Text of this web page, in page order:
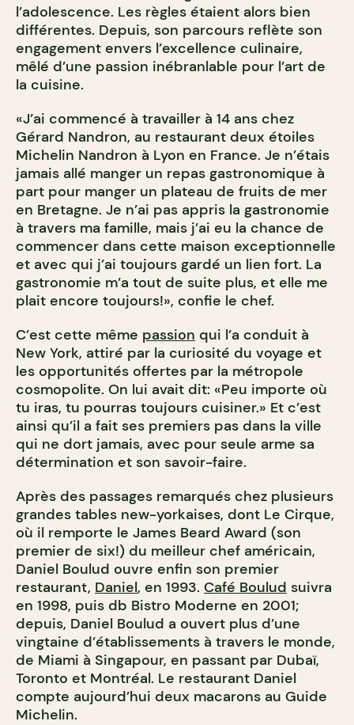
l’adolescence. Les règles étaient alors bien
différentes. Depuis, son parcours reflète son
engagement envers l’excellence culinaire,
mêlé d’une passion inébranlable pour l’art de
la cuisine.
«J’ai commencé à travailler à 14 ans chez
Gérard Nandron, au restaurant deux étoiles
Michelin Nandron à Lyon en France. Je n’étais
jamais allé manger un repas gastronomique à
part pour manger un plateau de fruits de mer
en Bretagne. Je n’ai pas appris la gastronomie
à travers ma famille, mais j’ai eu la chance de
commencer dans cette maison exceptionnelle
et avec qui j’ai toujours gardé un lien fort. La
gastronomie m’a tout de suite plus, et elle me
plait encore toujours!», confie le chef.
C’est cette même passion qui l’a conduit à
New York, attiré par la curiosité du voyage et
les opportunités offertes par la métropole
cosmopolite. On lui avait dit: «Peu importe où
tu iras, tu pourras toujours cuisiner.» Et c’est
ainsi qu’il a fait ses premiers pas dans la ville
qui ne dort jamais, avec pour seule arme sa
détermination et son savoir-faire.
Après des passages remarqués chez plusieurs
grandes tables new-yorkaises, dont Le Cirque,
où il remporte le James Beard Award (son
premier de six!) du meilleur chef américain,
Daniel Boulud ouvre enfin son premier
restaurant, Daniel, en 1993. Café Boulud suivra
en 1998, puis db Bistro Moderne en 2001;
depuis, Daniel Boulud a ouvert plus d’une
vingtaine d’établissements à travers le monde,
de Miami à Singapour, en passant par Dubaï,
Toronto et Montréal. Le restaurant Daniel
compte aujourd’hui deux macarons au Guide
Michelin.